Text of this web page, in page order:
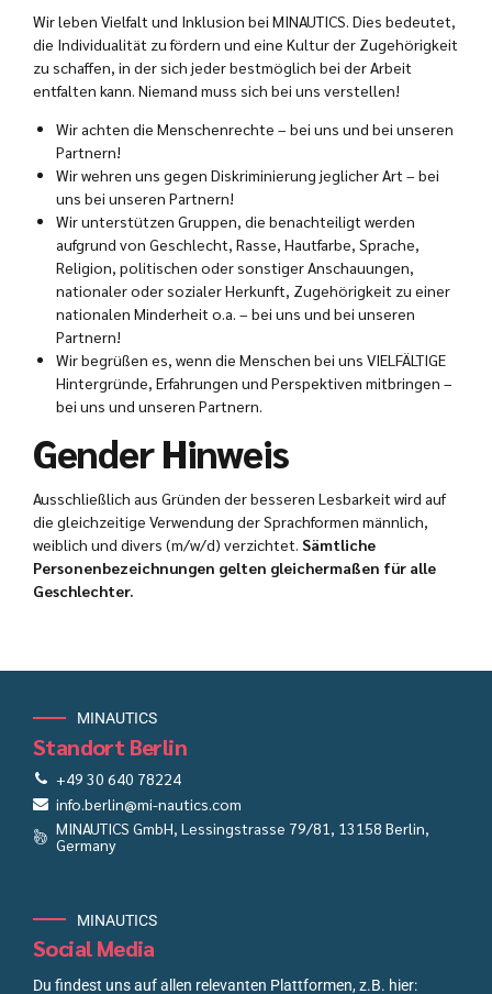
Wir leben Vielfalt und Inklusion bei MINAUTICS. Dies bedeutet,
die Individualität zu fördern und eine Kultur der Zugehörigkeit
zu schaffen, in der sich jeder bestmöglich bei der Arbeit
entfalten kann. Niemand muss sich bei uns verstellen!
Wir achten die Menschenrechte – bei uns und bei unseren
Partnern!
Wir wehren uns gegen Diskriminierung jeglicher Art – bei
uns bei unseren Partnern!
Wir unterstützen Gruppen, die benachteiligt werden
aufgrund von Geschlecht, Rasse, Hautfarbe, Sprache,
Religion, politischen oder sonstiger Anschauungen,
nationaler oder sozialer Herkunft, Zugehörigkeit zu einer
nationalen Minderheit o.a. – bei uns und bei unseren
Partnern!
Wir begrüßen es, wenn die Menschen bei uns VIELFÄLTIGE
Hintergründe, Erfahrungen und Perspektiven mitbringen –
bei uns und unseren Partnern.
Gender Hinweis
Ausschließlich aus Gründen der besseren Lesbarkeit wird auf
die gleichzeitige Verwendung der Sprachformen männlich,
weiblich und divers (m/w/d) verzichtet. Sämtliche
Personenbezeichnungen gelten gleichermaßen für alle
Geschlechter.
MINAUTICS
Standort Berlin
+49 30 640 78224
info.berlin@mi-nautics.com
MINAUTICS GmbH, Lessingstrasse 79/81, 13158 Berlin,
Germany
MINAUTICS
Social Media
Du findest uns auf allen relevanten Plattformen, z.B. hier: